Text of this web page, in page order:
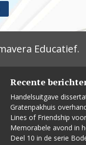
Educatief.
Recente